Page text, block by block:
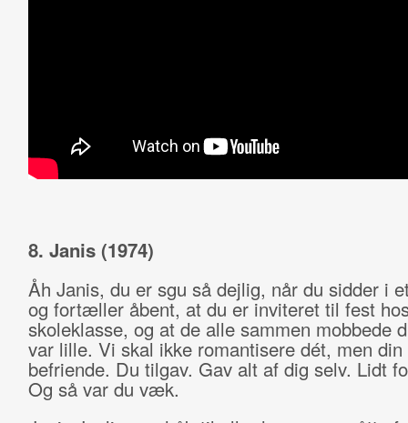
8. Janis (1974)
Åh Janis, du er sgu så dejlig, når du sidder i
og fortæller åbent, at du er inviteret til fest
skoleklasse, og at de alle sammen mobbede
var lille. Vi skal ikke romantisere dét, men
befriende. Du tilgav. Gav alt af dig selv. Lidt
Og så var du væk.